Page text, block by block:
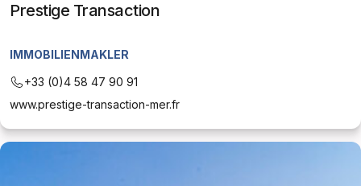
Prestige Transaction
IMMOBILIENMAKLER
+33 (0)4 58 47 90 91
www.prestige-transaction-mer.fr